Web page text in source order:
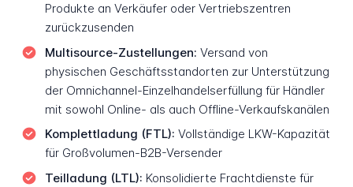
Produkte an Verkäufer oder Vertriebszentren
zurückzusenden
Multisource-Zustellungen: Versand von
physischen Geschäftsstandorten zur Unterstützung
der Omnichannel-Einzelhandelserfüllung für Händler
mit sowohl Online- als auch Offline-Verkaufskanälen
Komplettladung (FTL): Vollständige LKW-Kapazität
für Großvolumen-B2B-Versender
Teilladung (LTL): Konsolidierte Frachtdienste für